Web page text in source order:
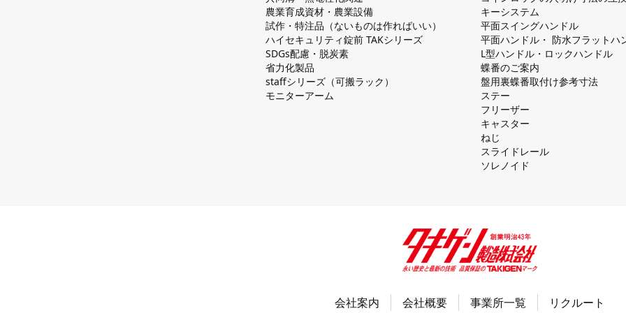
農業育成資材・農業設備
試作・特注品（ないものは作ればいい）
ハイセキュリティ錠前 TAKシリーズ
SDGs配慮・脱炭素
省力化製品
staffシリーズ（可搬ラック）
モニターアーム
キーシステム
平⾯スイングハンドル
平⾯ハンドル・ 防⽔フラットハ
L型ハンドル・ロックハンドル
蝶番のご案内
盤⽤裏蝶番取付け参考⼨法
ステー
フリーザー
キャスター
ねじ
スライドレール
ソレノイド
会社案内 会社概要 事業所一覧 リクルート